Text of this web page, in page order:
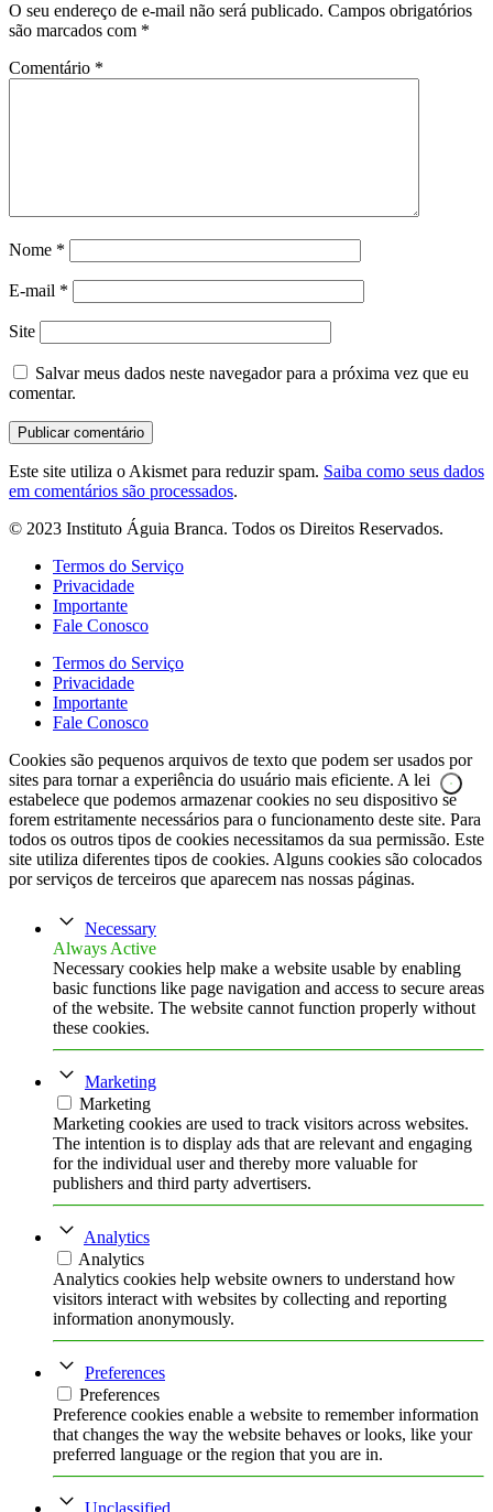
O seu endereço de e-mail não será publicado. Campos obrigatórios
são marcados com *
Comentário *
Nome *
E-mail *
Site
Salvar meus dados neste navegador para a próxima vez que eu
comentar.
Este site utiliza o Akismet para reduzir spam. Saiba como seus dados
em comentários são processados.
© 2023 Instituto Águia Branca. Todos os Direitos Reservados.
Termos do Serviço
Privacidade
Importante
Fale Conosco
Termos do Serviço
Privacidade
Importante
Fale Conosco
Cookies são pequenos arquivos de texto que podem ser usados por
sites para tornar a experiência do usuário mais eficiente. A lei
estabelece que podemos armazenar cookies no seu dispositivo se
forem estritamente necessários para o funcionamento deste site. Para
todos os outros tipos de cookies necessitamos da sua permissão. Este
site utiliza diferentes tipos de cookies. Alguns cookies são colocados
por serviços de terceiros que aparecem nas nossas páginas.
Necessary
Always Active
Necessary cookies help make a website usable by enabling
basic functions like page navigation and access to secure areas
of the website. The website cannot function properly without
these cookies.
Marketing
Marketing
Marketing cookies are used to track visitors across websites.
The intention is to display ads that are relevant and engaging
for the individual user and thereby more valuable for
publishers and third party advertisers.
Analytics
Analytics
Analytics cookies help website owners to understand how
visitors interact with websites by collecting and reporting
information anonymously.
Preferences
Preferences
Preference cookies enable a website to remember information
that changes the way the website behaves or looks, like your
preferred language or the region that you are in.